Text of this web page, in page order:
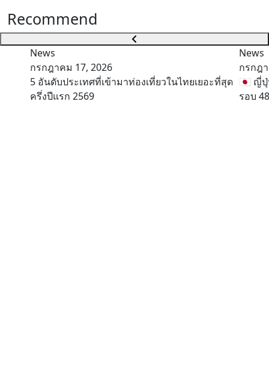
Recommend
News
กรกฎาคม 17, 2026
5 อันดับประเทศที่เข้ามาท่องเที่ยวในไทยเยอะที่สุด
ครึ่งปีแรก 2569
News
กรกฎ
🇯🇵 ญี่ปุ่
รอบ